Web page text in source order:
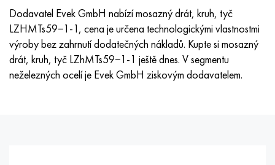
Dodavatel Evek GmbH nabízí mosazný drát, kruh, tyč
LZHMTs59−1-1, cena je určena technologickými vlastnostmi
výroby bez zahrnutí dodatečných nákladů. Kupte si mosazný
drát, kruh, tyč LZhMTs59−1-1 ještě dnes. V segmentu
neželezných ocelí je Evek GmbH ziskovým dodavatelem.